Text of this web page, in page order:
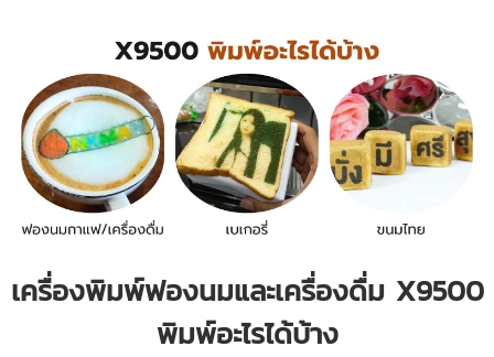
เครื่องพิมพ์ฟองนมและเครื่องดื่ม X9500
พิมพ์อะไรได้บ้าง